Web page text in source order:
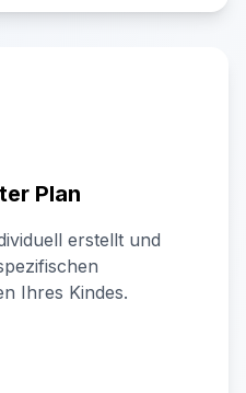
Plan
erstellt und
Ihres Kindes.